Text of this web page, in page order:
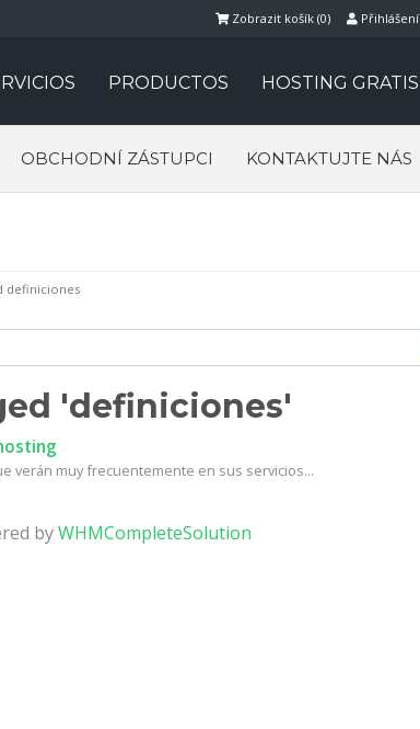
Přihlášení
Zobrazit košík (0)
PRODUCTOS HOSTING GRATIS
OBCHODNÍ ZÁSTUPCI KONTAKTUJTE NÁS
definiciones
'definiciones'
verán muy frecuentemente en sus servicios...
byWHMCompleteSolution